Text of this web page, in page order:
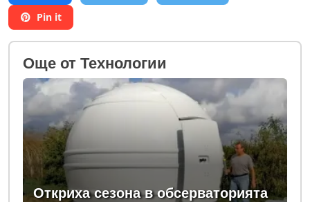
Pin it
Oще от Технологии
Откриха сезона в обсерваторията